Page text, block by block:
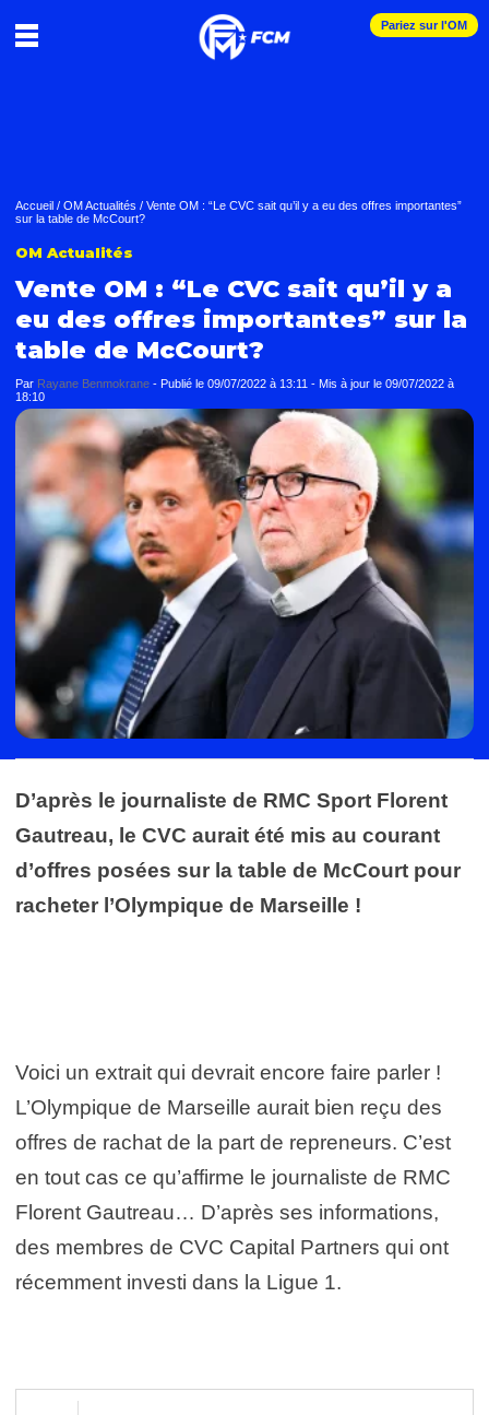
Pariez sur l'OM
Accueil / OM Actualités / Vente OM : “Le CVC sait qu’il y a eu des offres importantes”
sur la table de McCourt?
OM Actualités
Vente OM : “Le CVC sait qu’il y a
eu des offres importantes” sur la
table de McCourt?
Par Rayane Benmokrane - Publié le 09/07/2022 à 13:11 - Mis à jour le 09/07/2022 à
18:10
D’après le journaliste de RMC Sport Florent
Gautreau, le CVC aurait été mis au courant
d’offres posées sur la table de McCourt pour
racheter l’Olympique de Marseille !
Voici un extrait qui devrait encore faire parler !
L’Olympique de Marseille aurait bien reçu des
offres de rachat de la part de repreneurs. C’est
en tout cas ce qu’affirme le journaliste de RMC
Florent Gautreau… D’après ses informations,
des membres de CVC Capital Partners qui ont
récemment investi dans la Ligue 1.